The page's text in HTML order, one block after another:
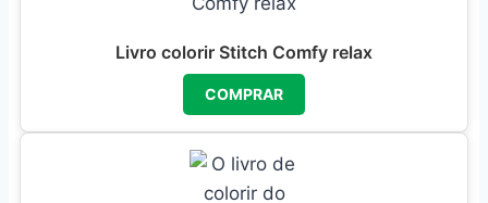
Livro colorir Stitch Comfy relax
COMPRAR